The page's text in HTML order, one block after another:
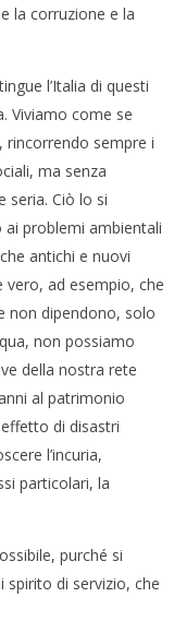
la corruzione e la
l’Italia di questi
Viviamo come se
rincorrendo sempre i
ma senza
seria. Ciò lo si
problemi ambientali
antichi e nuovi
vero, ad esempio, che
non dipendono, solo
non possiamo
della nostra rete
al patrimonio
di disastri
l’incuria,
particolari, la
purché si
spirito di servizio, che